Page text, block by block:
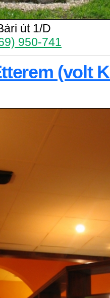
út 1/D
950-741
(volt